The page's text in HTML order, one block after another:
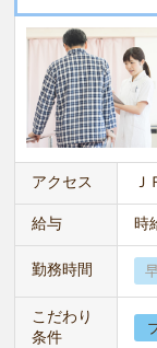
アクセス Ｊ
給与 時
勤務時間
こだわり
条件